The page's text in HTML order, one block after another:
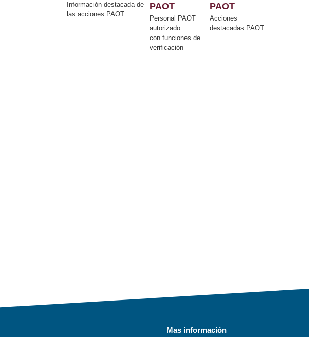
Información destacada de
las acciones PAOT
PAOT
Personal PAOT
autorizado
con funciones de
verificación
PAOT
Acciones
destacadas PAOT
Mas información